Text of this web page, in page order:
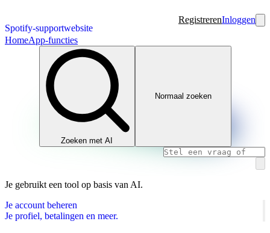
Spotify-supportwebsite
RegistrerenInloggen
HomeApp-functies
Zoeken met AI
Normaal zoeken
Je gebruikt een tool op basis van AI.
Je account beheren
Je profiel, betalingen en meer.